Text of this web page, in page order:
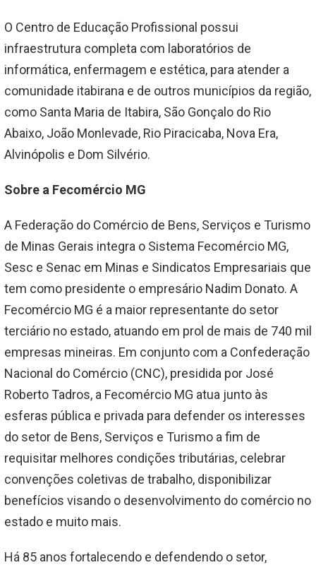
O Centro de Educação Profissional possui
infraestrutura completa com laboratórios de
informática, enfermagem e estética, para atender a
comunidade itabirana e de outros municípios da região,
como Santa Maria de Itabira, São Gonçalo do Rio
Abaixo, João Monlevade, Rio Piracicaba, Nova Era,
Alvinópolis e Dom Silvério.
Sobre a Fecomércio MG
A Federação do Comércio de Bens, Serviços e Turismo
de Minas Gerais integra o Sistema Fecomércio MG,
Sesc e Senac em Minas e Sindicatos Empresariais que
tem como presidente o empresário Nadim Donato. A
Fecomércio MG é a maior representante do setor
terciário no estado, atuando em prol de mais de 740 mil
empresas mineiras. Em conjunto com a Confederação
Nacional do Comércio (CNC), presidida por José
Roberto Tadros, a Fecomércio MG atua junto às
esferas pública e privada para defender os interesses
do setor de Bens, Serviços e Turismo a fim de
requisitar melhores condições tributárias, celebrar
convenções coletivas de trabalho, disponibilizar
benefícios visando o desenvolvimento do comércio no
estado e muito mais.
Há 85 anos fortalecendo e defendendo o setor,